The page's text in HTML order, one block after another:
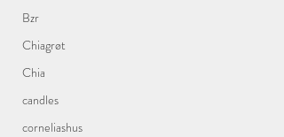
Bzr
Chiagrøt
Chia
candles
corneliashus